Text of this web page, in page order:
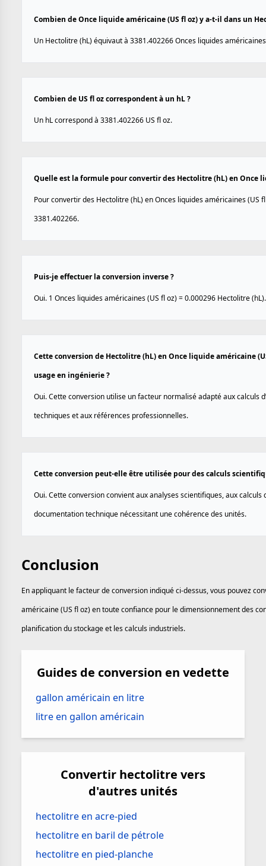
Combien de Once liquide américaine (US fl oz) y a-t-il dans un
Un Hectolitre (hL) équivaut à 3381.402266 Onces liquides
Combien de US fl oz correspondent à un hL ?
Un hL correspond à 3381.402266 US fl oz.
Quelle est la formule pour convertir des Hectolitre (hL) en Once
Pour convertir des Hectolitre (hL) en Onces liquides américaines (US
3381.402266.
Puis-je effectuer la conversion inverse ?
Oui. 1 Onces liquides américaines (US fl oz) = 0.000296 Hectolitre (hL).
Cette conversion de Hectolitre (hL) en Once liquide américaine
usage en ingénierie ?
Oui. Cette conversion utilise un facteur normalisé adapté aux calculs
techniques et aux références professionnelles.
Cette conversion peut-elle être utilisée pour des calculs
Oui. Cette conversion convient aux analyses scientifiques, aux calculs
documentation technique nécessitant une cohérence des unités.
Conclusion
En appliquant le facteur de conversion indiqué ci-dessus, vous pouvez
américaine (US fl oz) en toute confiance pour le dimensionnement des
planification du stockage et les calculs industriels.
Guides de conversion en vedette
gallon américain en litre
litre en gallon américain
Convertir hectolitre vers
d'autres unités
hectolitre en acre-pied
hectolitre en baril de pétrole
hectolitre en pied-planche